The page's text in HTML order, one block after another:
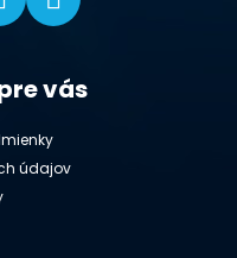
vás
údajov